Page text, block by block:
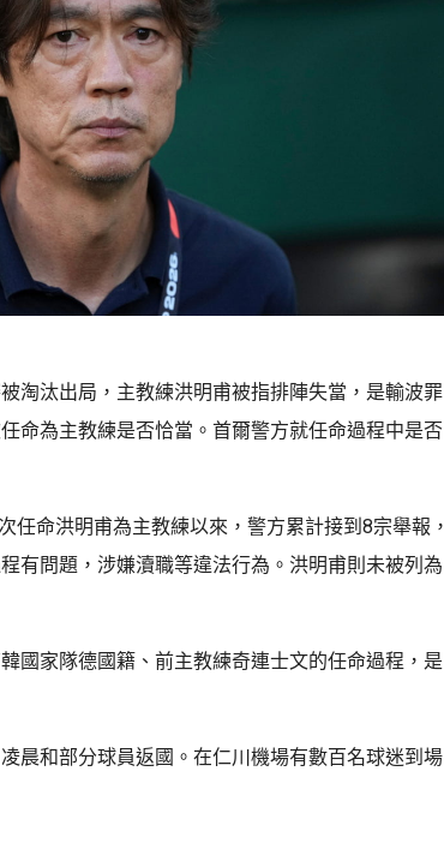
淘汰出局，主教練洪明甫被指排陣失當，是輸波罪
命為主教練是否恰當。首爾警方就任命過程中是否
任命洪明甫為主教練以來，警方累計接到8宗舉報，
有問題，涉嫌瀆職等違法行為。洪明甫則未被列為
國家隊德國籍、前主教練奇連士文的任命過程，是
晨和部分球員返國。在仁川機場有數百名球迷到場